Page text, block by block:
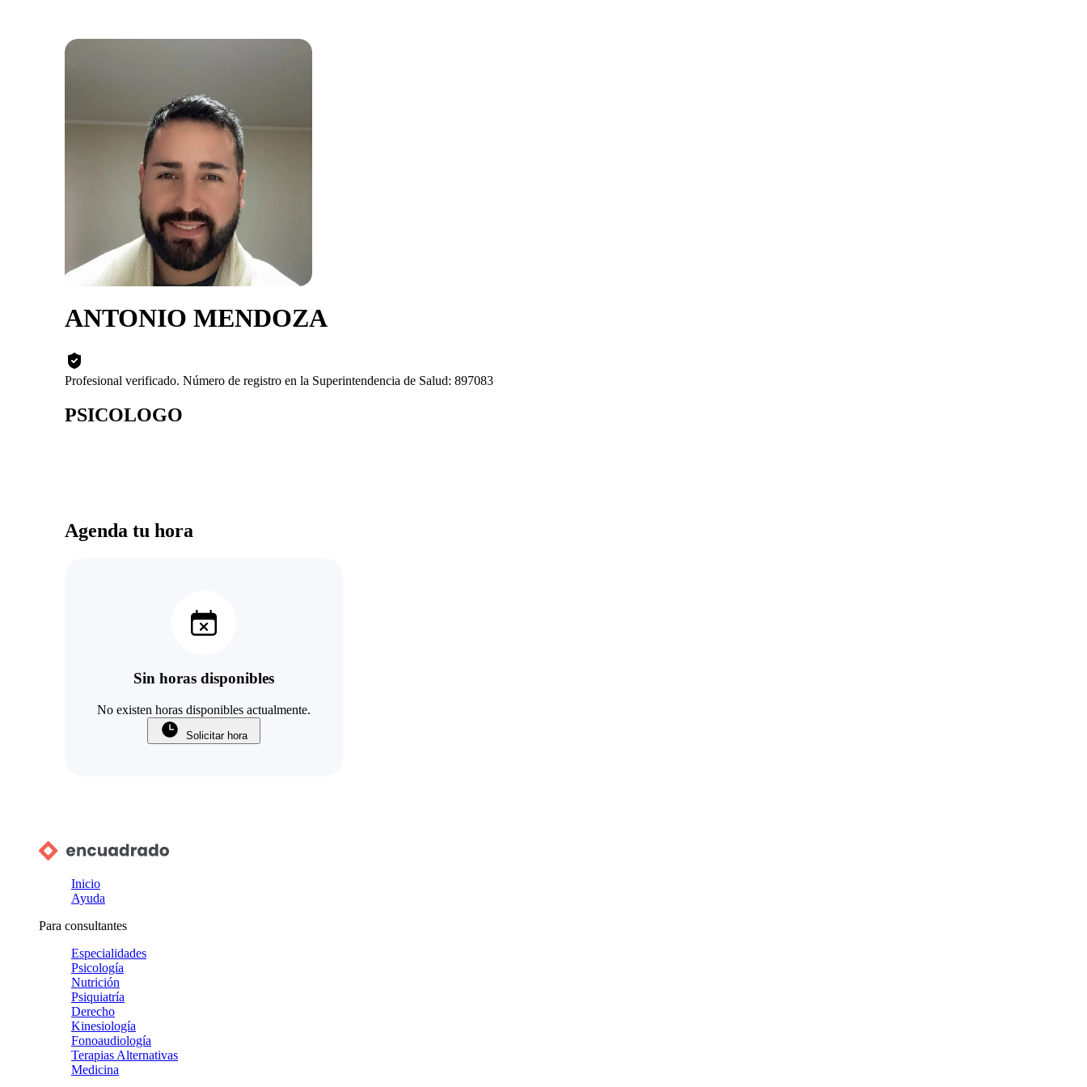
ANTONIO MENDOZA
Profesional verificado. Número de registro en la Superintendencia de Salud: 897083
PSICOLOGO
Agenda tu hora
Sin horas disponibles
No existen horas disponibles actualmente.
Solicitar hora
Inicio
Ayuda
Para consultantes
Especialidades
Psicología
Nutrición
Psiquiatría
Derecho
Kinesiología
Fonoaudiología
Terapias Alternativas
Medicina